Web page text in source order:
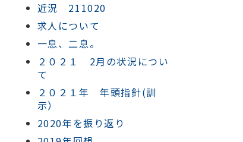
近況 211020
求人について
一息、二息。
２０２１ 2月の状況につい
て
２０２１年 年頭指針(訓
示）
2020年を振り返り